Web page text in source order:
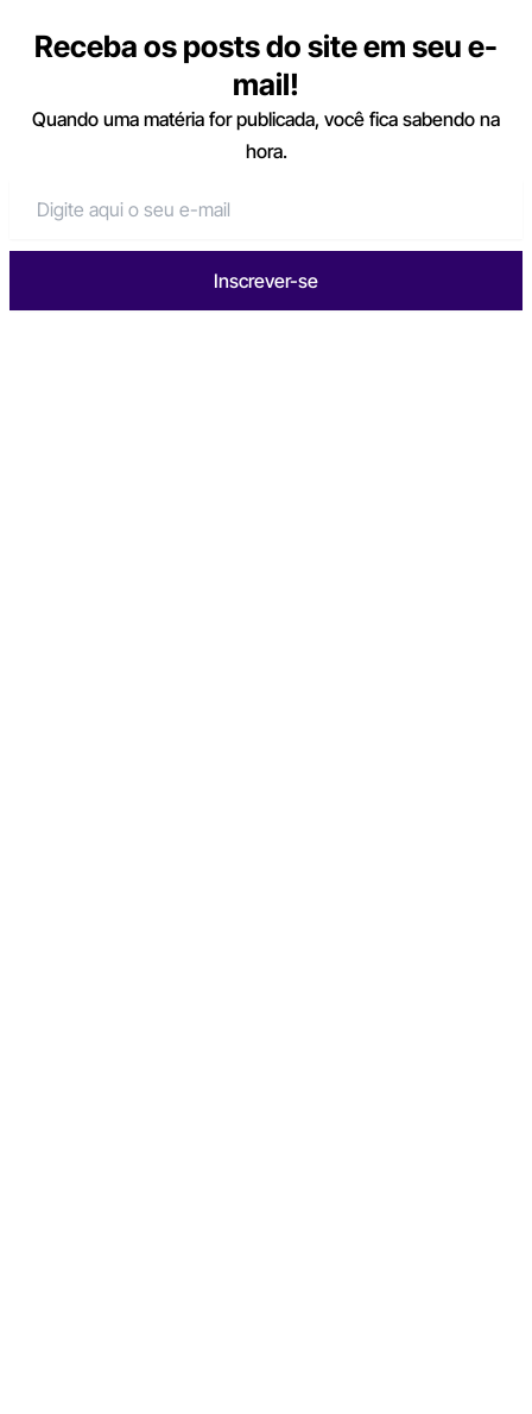
Receba os posts do site em seu e-
mail!
Quando uma matéria for publicada, você fica sabendo na
hora.
Inscrever-se